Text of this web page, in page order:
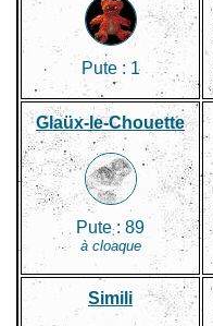
Pute : 1
Glaüx-le-Chouette
Pute : 89
à cloaque
Simili